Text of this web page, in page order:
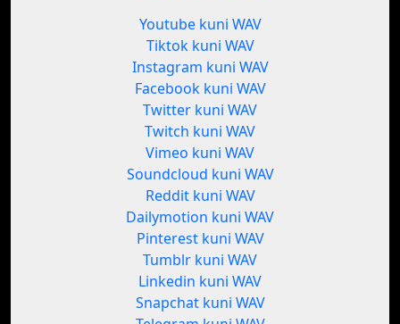
Youtube kuni WAV
Tiktok kuni WAV
Instagram kuni WAV
Facebook kuni WAV
Twitter kuni WAV
Twitch kuni WAV
Vimeo kuni WAV
Soundcloud kuni WAV
Reddit kuni WAV
Dailymotion kuni WAV
Pinterest kuni WAV
Tumblr kuni WAV
Linkedin kuni WAV
Snapchat kuni WAV